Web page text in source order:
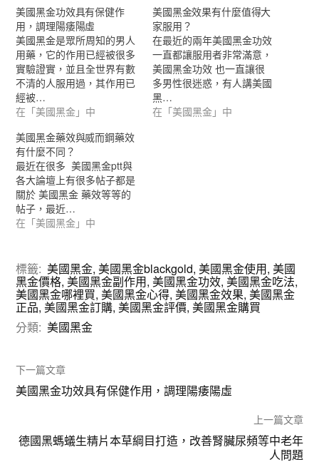
美國黑金功效具有保健作
用，調理陽痿陽虛
美國黑金是眾所周知的男人
用藥，它的作用已經被很多
實驗證實，並且全世界有數
不清的人服用過，其作用已
經被…
在「美國黑金」中
美國黑金效果有什麼值得大
家服用？
在最近的兩年美國黑金功效
一直都讓服用者非常滿意，
美國黑金功效 也一直讓很
多男性很迷惑，有人講美國
黑…
在「美國黑金」中
美國黑金藥效與威而鋼藥效
有什麼不同？
最近在很多 美國黑金ptt與
各大論壇上有很多帖子都是
關於 美國黑金 藥效等等的
帖子，最近…
在「美國黑金」中
標籤: 美國黑金,美國黑金blackgold,美國黑金使用,美國
黑金價格,美國黑金副作用,美國黑金功效,美國黑金吃法,
美國黑金哪裡買,美國黑金心得,美國黑金效果,美國黑金
正品,美國黑金訂購,美國黑金評價,美國黑金購買
分類: 美國黑金
下一篇文章
美國黑金功效具有保健作用，調理陽痿陽虛
上一篇文章
德國黑螞蟻生精片本草綱目打造，改善腎臟尿頻等中老年
人問題